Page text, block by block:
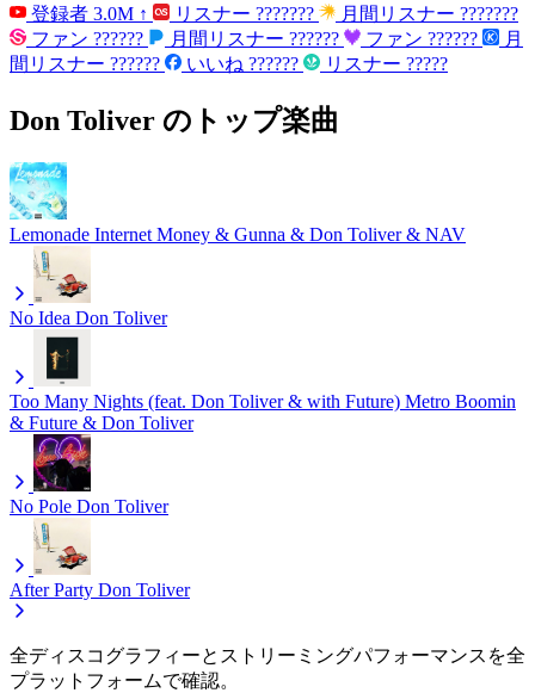
登録者 3.0M ↑ リスナー ??????? 月間リスナー ???????
ファン ?????? 月間リスナー ?????? ファン ??????
月
間リスナー ?????? いいね ?????? リスナー ?????
Don Toliver のトップ楽曲
Lemonade Internet Money & Gunna & Don Toliver & NAV
No Idea Don Toliver
Too Many Nights (feat. Don Toliver & with Future) Metro Boomin
& Future & Don Toliver
No Pole Don Toliver
After Party Don Toliver
全ディスコグラフィーとストリーミングパフォーマンスを全
プラットフォームで確認。